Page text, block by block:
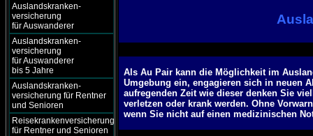
Auslandskranken-
versicherung
für Auswanderer
Auslandskranken-
versicherung
für Auswanderer
bis 5 Jahre
Auslandskranken-
versicherung für Rentner
und Senioren
Reisekrankenversicherung
für Rentner und Senioren
Als Au Pair kann die Möglichkeit im
Umgebung ein, engagieren sich in neuen
aufregenden Zeit wie dieser denken Sie
verletzen oder krank werden. Ohne
wenn Sie nicht auf einen medizinischen